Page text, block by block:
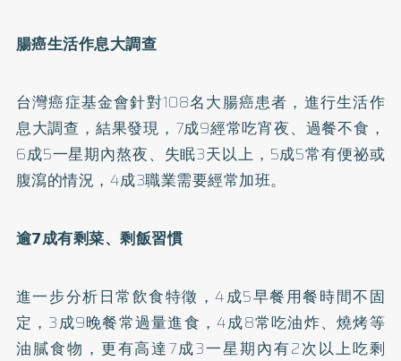
腸癌生活作息大調查
台灣癌症基金會針對108名大腸癌患者，進行生活作
息大調查，結果發現，7成9經常吃宵夜、過餐不食，
6成5一星期內熬夜、 失眠3天以上，5成5常有便祕或
腹瀉的情況，4成3職業需要經常加班。
逾7成有剩菜、剩飯習慣
進一步分析日常飲食特徵，4成5早餐用餐時間不固
定，3成9晚餐常過量進食，4成8常吃油炸、燒烤等
油膩食物，更有高達7成3一星期內有2次以上吃剩